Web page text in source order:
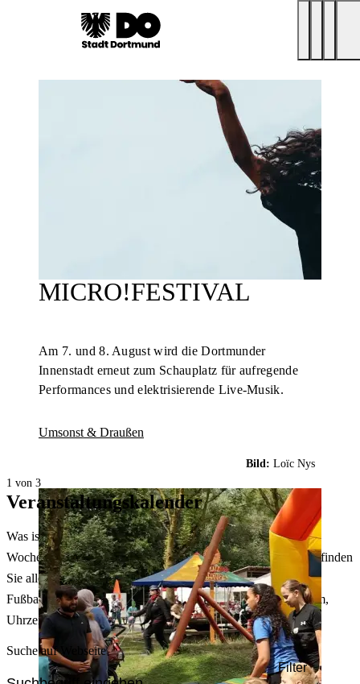
MICRO!FESTIVAL
Am 7. und 8. August wird die Dortmunder
Innenstadt erneut zum Schauplatz für aufregende
Performances und elektrisierende Live-Musik.
Umsonst & Draußen
Bild: Loïc Nys
1 von 3
Veranstaltungskalender
Was ist heute in Dortmund los? Welche Konzerte gibt es am
Wochenende? Im größten Veranstaltungskalender Dortmunds finden
Sie alle Events – von der Stadt- oder Museumsführung übers
Fußballspiel bis zum Flohmarkt. Sie können dabei nach Datum,
Uhrzeit, Ort oder Art der Veranstaltung auswählen. Viel Spaß!
Suche auf Webseite
Filter